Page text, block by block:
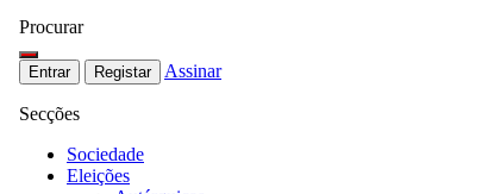
Procurar
Entrar Registar Assinar
Secções
Sociedade
Eleições